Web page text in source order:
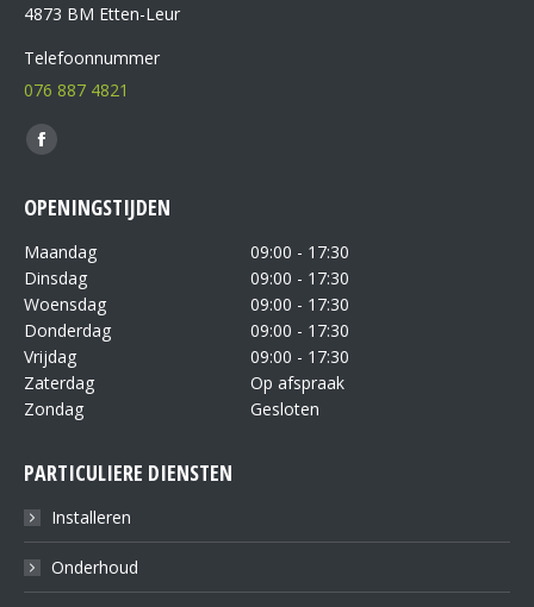
4873 BM Etten-Leur
Telefoonnummer
076 887 4821
Vind ons op:
OPENINGSTIJDEN
Maandag
09:00 - 17:30
Dinsdag
09:00 - 17:30
Woensdag
09:00 - 17:30
Donderdag
09:00 - 17:30
Vrijdag
09:00 - 17:30
Zaterdag
Op afspraak
Zondag
Gesloten
PARTICULIERE DIENSTEN
Installeren
Onderhoud